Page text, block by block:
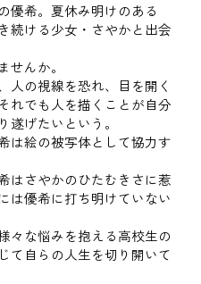
優希。夏休み明けのある
続ける少女・さやかと出会
んか。
人の視線を恐れ、目を開く
れでも人を描くことが自分
遂げたいという。
は絵の被写体として協力す
はさやかのひたむきさに惹
は優希に打ち明けていない
な悩みを抱える高校生の
て自らの人生を切り開いて